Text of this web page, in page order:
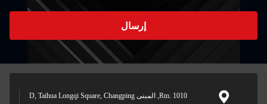
إرسال
Rm. 1010, المبنى D, Taihua Longqi Square, Changping